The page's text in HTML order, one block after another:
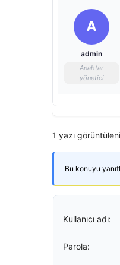
A
admin
Anahtar
yönetici
1 yazı
Bu konuyu
Kullanıcı adı:
Parola: